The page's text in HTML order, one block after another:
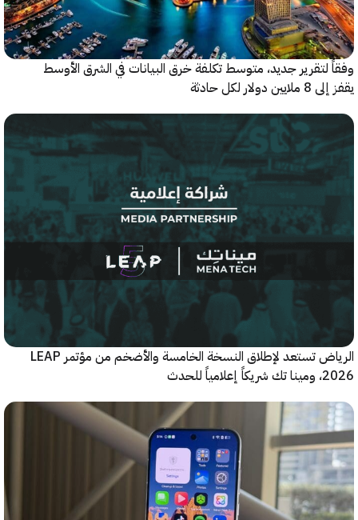
جديد، متوسط تكلفة خرق البيانات في الشرق الأوسط
لكل حادثة
الرياض تستعد لإطلاق النسخة الخامسة والأضخم من مؤتمر LEAP
للحدث